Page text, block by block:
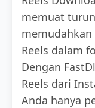
memuat
Reels dalam
Dengan
Reels dari
Anda hanya